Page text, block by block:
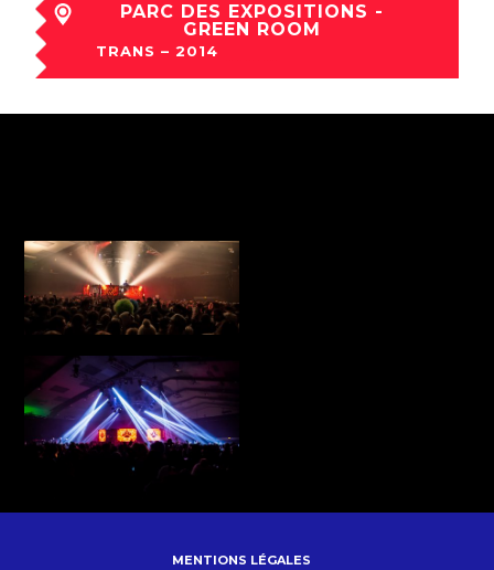
PARC DES EXPOSITIONS -
GREEN ROOM
TRANS – 2014
MENTIONS LÉGALES